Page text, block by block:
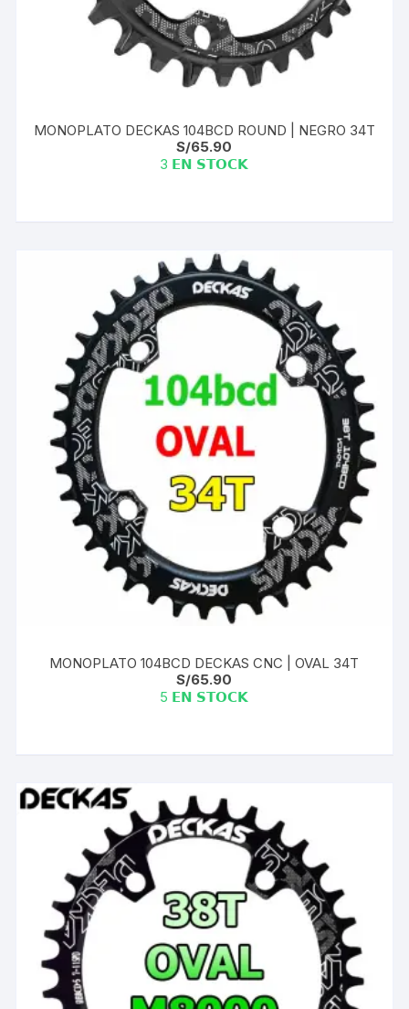
MONOPLATO DECKAS 104BCD ROUND | NEGRO 34T
S/65.90
3 𝗘𝗡 𝗦𝗧𝗢𝗖𝗞
MONOPLATO 104BCD DECKAS CNC | OVAL 34T
S/65.90
5 𝗘𝗡 𝗦𝗧𝗢𝗖𝗞